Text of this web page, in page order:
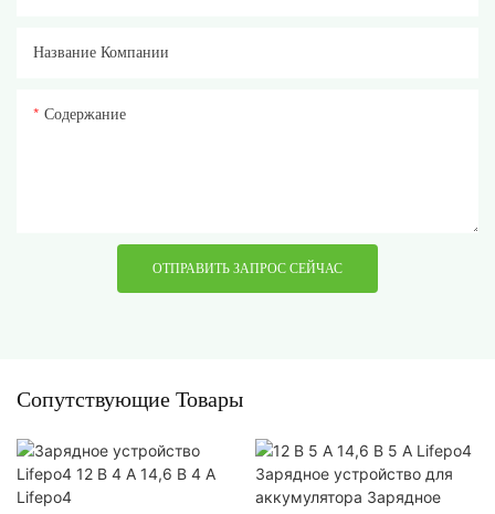
Название Компании
Содержание
ОТПРАВИТЬ ЗАПРОС СЕЙЧАС
Сопутствующие Товары